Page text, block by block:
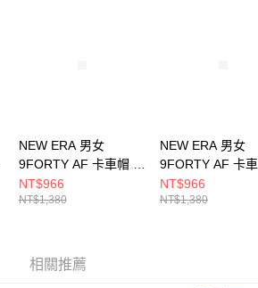
NEW ERA 男女
9FORTY AF 卡車帽 日
版SEQUINS NE
NE14201438
NT$966
NT$1,380
NEW ERA 男女
9FORTY AF 卡
版SEQUINS NE
NE14201439
NT$966
NT$1,380
相關推薦